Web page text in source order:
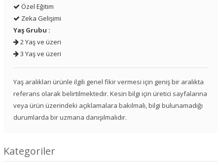
Özel Eğitim
Zeka Gelişimi
Yaş Grubu :
2 Yaş ve üzeri
3 Yaş ve üzeri
Yaş aralıkları ürünle ilgili genel fikir vermesi için geniş bir aralıkta
referans olarak belirtilmektedir. Kesin bilgi için üretici sayfalarına
veya ürün üzerindeki açıklamalara bakılmalı, bilgi bulunamadığı
durumlarda bir uzmana danışılmalıdır.
Kategoriler